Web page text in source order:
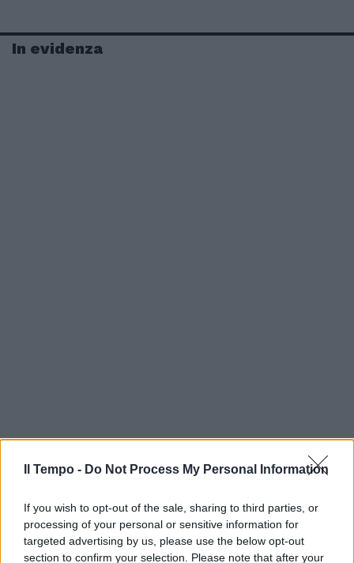
Il Tempo - Do Not Process My Personal Information
If you wish to opt-out of the sale, sharing to third parties, or
processing of your personal or sensitive information for
targeted advertising by us, please use the below opt-out
section to confirm your selection. Please note that after your
In evidenza